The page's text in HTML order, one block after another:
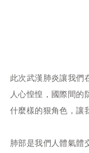
此次武漢肺炎讓我們
人心惶惶，國際間的
什麼樣的狠角色，讓
肺部是我們人體氣體